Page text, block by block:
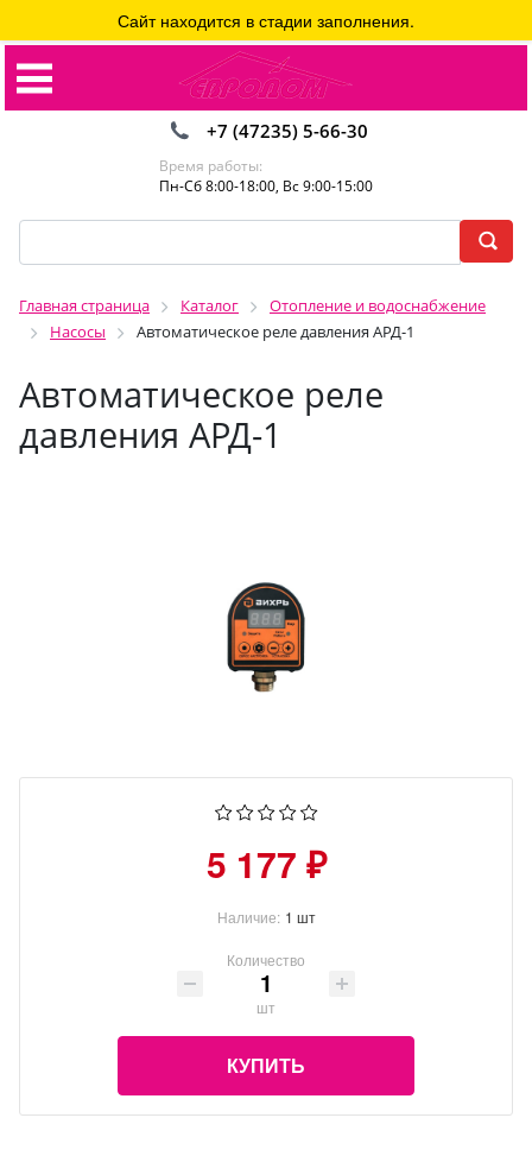
+7 (47235) 5-66-30
Время работы:
Пн-Сб 8:00-18:00, Вс 9:00-15:00
Главная страница Каталог
Отопление и водоснабжение
Насосы
Автоматическое реле давления АРД-1
Автоматическое реле
давления АРД-1
Сайт находится в стадии заполнения.
5 177 ₽
Наличие: 1 шт
Количество
шт
КУПИТЬ